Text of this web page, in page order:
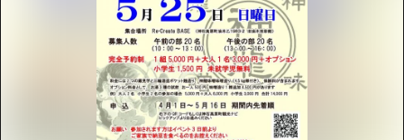
おすすめ
アート
イベント・祭り
グルメ・酒
モデルコース一覧
Dive! Hiroshima 公式ガイド
広島もしもトラベル
スポット・体験
スポット・体験一覧
広島市周辺
イベント